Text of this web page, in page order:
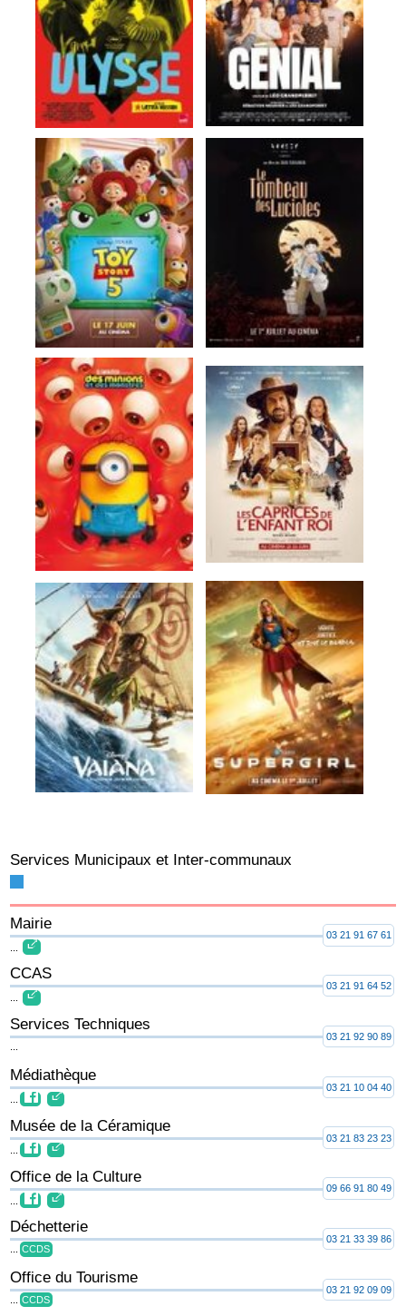
Services Municipaux et Inter-communaux
Mairie
03 21 91 67 61
CCAS
03 21 91 64 52
Services Techniques
03 21 92 90 89
Médiathèque
03 21 10 04 40
Musée de la Céramique
03 21 83 23 23
Office de la Culture
09 66 91 80 49
Déchetterie
CCDS
03 21 33 39 86
Office du Tourisme
CCDS
03 21 92 09 09